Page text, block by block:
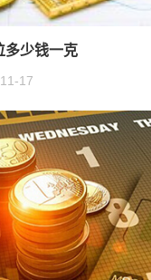
多少钱一克
17